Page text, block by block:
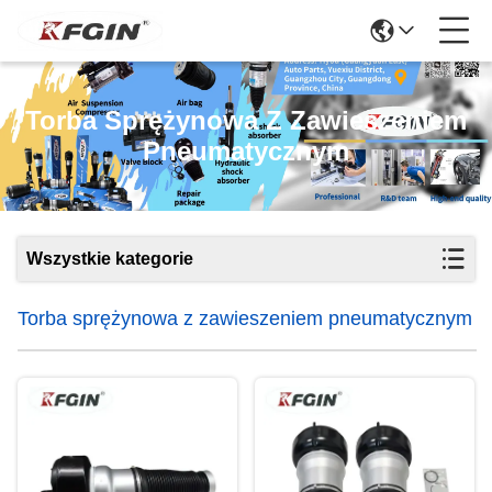
Torba Sprężynowa Z Zawieszeniem
Pneumatycznym
Wszystkie kategorie
Torba sprężynowa z zawieszeniem pneumatycznym